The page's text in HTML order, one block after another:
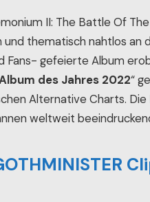
II: The Battle Of
und thematisch nahtlos an
Fans- gefeierte Album
des Jahres 2022“
Alternative Charts. Die
weltweit